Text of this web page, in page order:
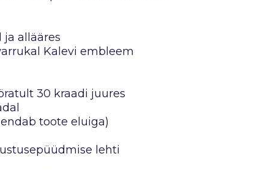
allääres
Kalevi embleem
30 kraadi juures
toote eluiga)
lehti